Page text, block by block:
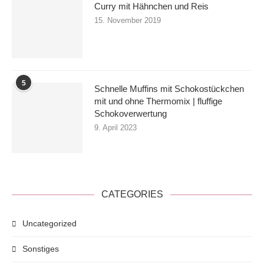
Curry mit Hähnchen und Reis
15. November 2019
5
Schnelle Muffins mit Schokostückchen
mit und ohne Thermomix | fluffige
Schokoverwertung
9. April 2023
CATEGORIES
Uncategorized
Sonstiges